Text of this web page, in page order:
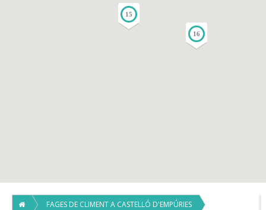
15
16
FAGES DE CLIMENT A CASTELLÓ D'EMPÚRIES